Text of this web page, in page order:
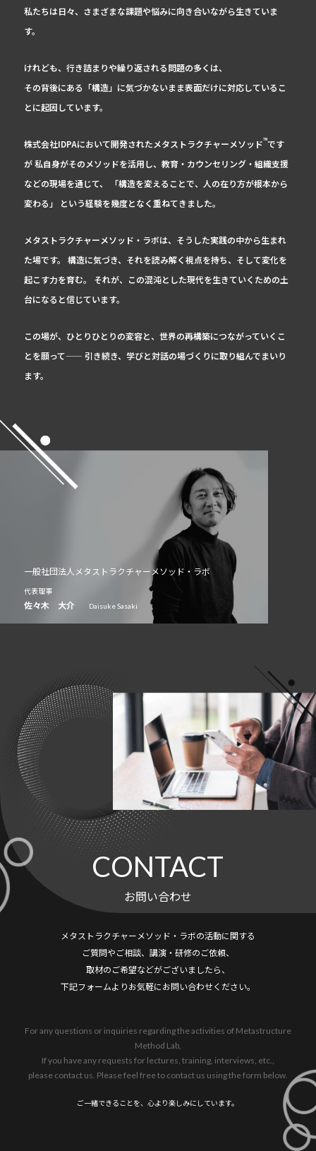
私たちは日々、さまざまな課題や悩みに向き合いながら生きていま
す。
けれども、行き詰まりや繰り返される問題の多くは、
その背後にある「構造」に気づかないまま表面だけに対応しているこ
とに起因しています。
株式会社IDPAにおいて開発されたメタストラクチャーメソッドTMです
が 私自身がそのメソッドを活用し、教育・カウンセリング・組織支援
などの現場を通じて、 「構造を変えることで、人の在り方が根本から
変わる」 という経験を幾度となく重ねてきました。
メタストラクチャーメソッド・ラボは、そうした実践の中から生まれ
た場です。 構造に気づき、それを読み解く視点を持ち、そして変化を
起こす力を育む。 それが、この混沌とした現代を生きていくための土
台になると信じています。
この場が、ひとりひとりの変容と、世界の再構築につながっていくこ
とを願って—— 引き続き、学びと対話の場づくりに取り組んでまいり
ます。
一般社団法人メタストラクチャーメソッド・ラボ
代表理事
佐々木 大介 Daisuke Sasaki
CONTACT
お問い合わせ
メタストラクチャーメソッド・ラボの活動に関する
ご質問やご相談、 講演・研修のご依頼、
取材のご希望などがございましたら、
下記フォームよりお気軽にお問い合わせください。
For any questions or inquiries regarding the activities of Metastructure
Method Lab,
If you have any requests for lectures, training, interviews, etc.,
please contact us. Please feel free to contact us using the form below.
ご一緒できることを、心より楽しみにしています。